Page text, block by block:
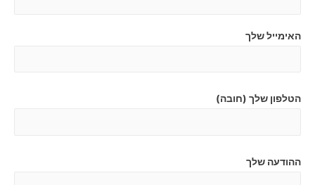
האימייל שלך
הטלפון שלך (חובה)
ההודעה שלך